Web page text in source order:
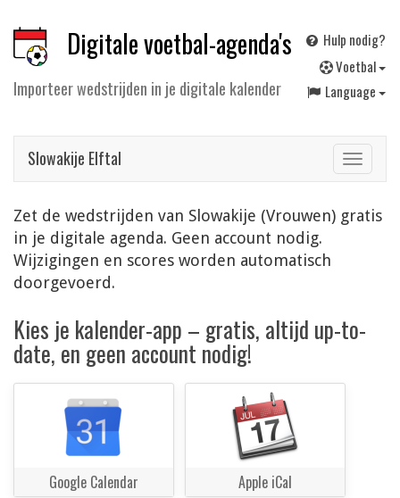
Digitale voetbal-agenda's
Importeer wedstrijden in je digitale kalender
Hulp nodig?
Voetbal
Language
Toggle
Slowakije Elftal
Zet de wedstrijden van Slowakije (Vrouwen) gratis
in je digitale agenda. Geen account nodig.
Wijzigingen en scores worden automatisch
doorgevoerd.
Kies je kalender-app – gratis, altijd up-to-
date, en geen account nodig!
Google Calendar Apple iCal